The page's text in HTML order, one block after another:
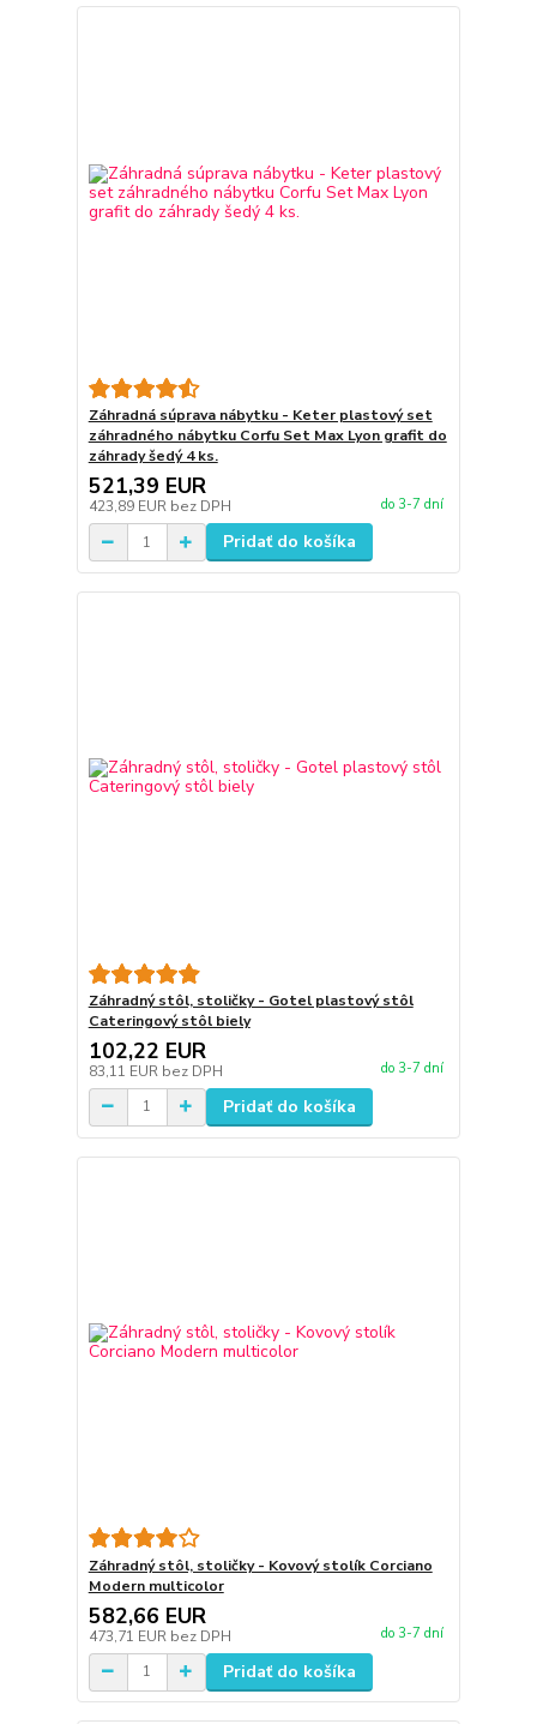
Záhradná súprava nábytku - Keter plastový set
záhradného nábytku Corfu Set Max Lyon grafit do
záhrady šedý 4 ks.
521,39 EUR
423,89 EUR bez DPH do 3-7 dní
Pridať do košíka
Záhradný stôl, stoličky - Gotel plastový stôl
Cateringový stôl biely
102,22 EUR
83,11 EUR bez DPH do 3-7 dní
Pridať do košíka
Záhradný stôl, stoličky - Kovový stolík Corciano
Modern multicolor
582,66 EUR
473,71 EUR bez DPH do 3-7 dní
Pridať do košíka